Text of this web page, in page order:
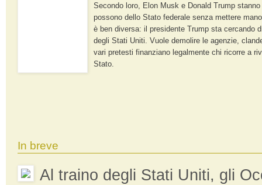
Secondo loro, Elon Musk e Donald Trump
possono dello Stato federale senza mettere
è ben diversa: il presidente Trump sta cercando
degli Stati Uniti. Vuole demolire le agenzie,
vari pretesti finanziano legalmente chi ricorre a
Stato.
In breve
Al traino degli Stati Uniti, gli